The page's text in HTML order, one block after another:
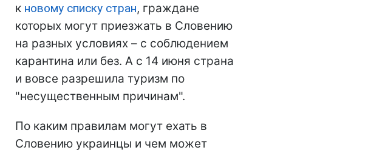
к новому списку стран, граждане
которых могут приезжать в Словению
на разных условиях – с соблюдением
карантина или без. А с 14 июня страна
и вовсе разрешила туризм по
"несущественным причинам".
По каким правилам могут ехать в
Словению украинцы и чем может